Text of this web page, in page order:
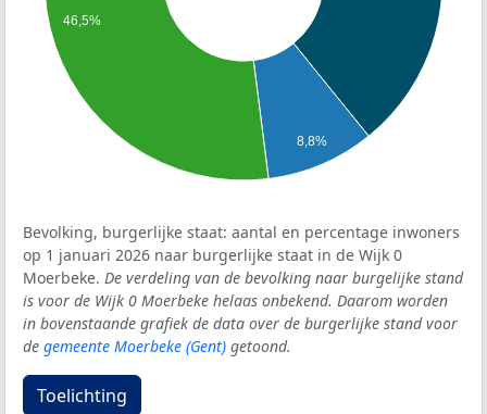
8,8%
46,5%
Bevolking, burgerlijke staat: aantal en percentage inwoners
op 1 januari 2026 naar burgerlijke staat in de Wijk 0
Moerbeke. De verdeling van de bevolking naar burgelijke stand
is voor de Wijk 0 Moerbeke helaas onbekend. Daarom worden
in bovenstaande grafiek de data over de burgerlijke stand voor
de gemeente Moerbeke (Gent) getoond.
Toelichting